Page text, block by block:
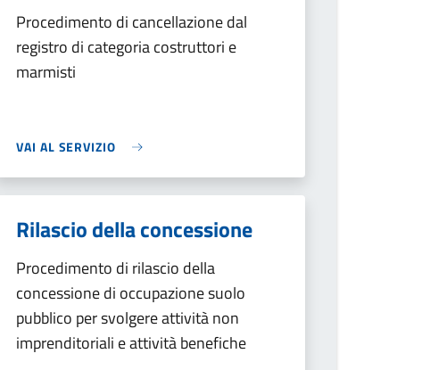
Procedimento di cancellazione dal
registro di categoria costruttori e
marmisti
VAI AL SERVIZIO
Rilascio della concessione
Procedimento di rilascio della
concessione di occupazione suolo
pubblico per svolgere attività non
imprenditoriali e attività benefiche